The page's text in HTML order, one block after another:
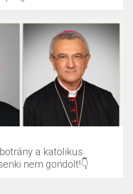
a katolikus
nem gondolt!👇